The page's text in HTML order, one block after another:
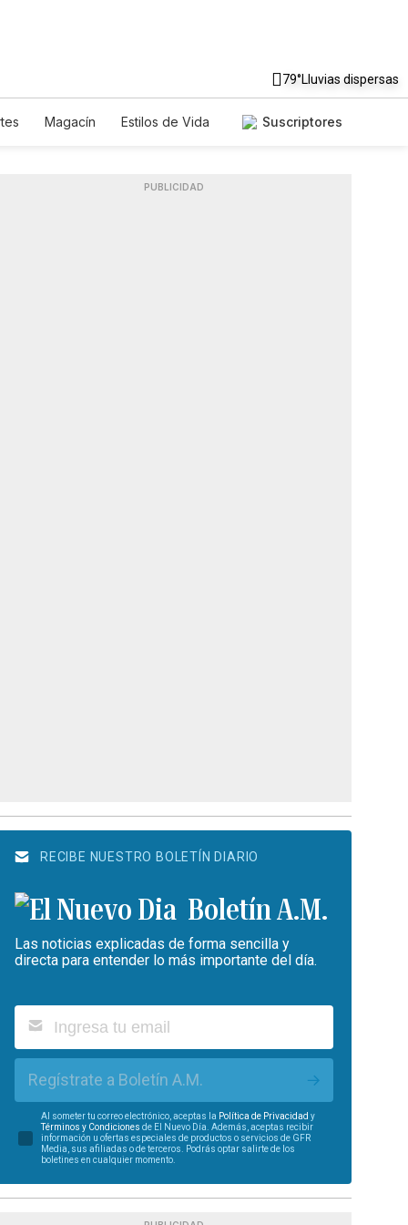
79°Lluvias dispersas
Magacín
Estilos de Vida
Suscriptores
PUBLICIDAD
RECIBE NUESTRO BOLETÍN DIARIO
Boletín A.M.
Las noticias explicadas de forma sencilla y
directa para entender lo más importante del día.
Regístrate a Boletín A.M.
Al someter tu correo electrónico, aceptas la Política de Privacidad y
Términos y Condiciones de El Nuevo Día. Además, aceptas recibir
información u ofertas especiales de productos o servicios de GFR
Media, sus afiliadas o de terceros. Podrás optar salirte de los
boletines en cualquier momento.